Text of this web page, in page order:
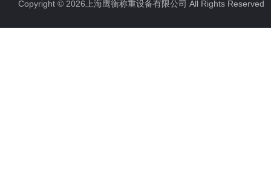
电子汽车衡
电子天平
Copyright © 2026上海鹰衡称重设备有限公司 All Rights